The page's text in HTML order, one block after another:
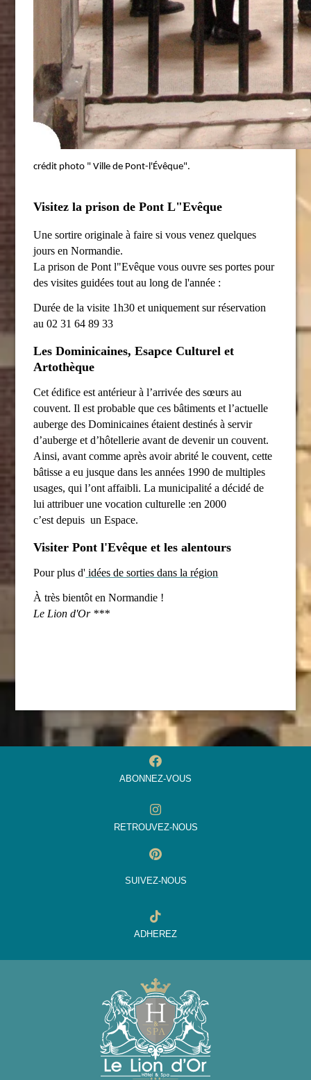
crédit photo " Ville de Pont-l'Évêque".
Visitez la prison de Pont L"Evêque
Une sortire originale à faire si vous venez quelques
jours en Normandie.
La prison de Pont l"Evêque vous ouvre ses portes pour
des visites guidées tout au long de l'année :
Durée de la visite 1h30 et uniquement sur réservation
au 02 31 64 89 33
Les Dominicaines, Esapce Culturel et
Artothèque
Cet édifice est antérieur à l’arrivée des sœurs au
couvent. Il est probable que ces bâtiments et l’actuelle
auberge des Dominicaines étaient destinés à servir
d’auberge et d’hôtellerie avant de devenir un couvent.
Ainsi, avant comme après avoir abrité le couvent, cette
bâtisse a eu jusque dans les années 1990 de multiples
usages, qui l’ont affaibli. La municipalité a décidé de
lui attribuer une vocation culturelle :en 2000
c’est depuis un Espace.
Visiter Pont l'Evêque et les alentours
Pour plus d' idées de sorties dans la région
À très bientôt en Normandie !
Le Lion d'Or ***
ABONNEZ-VOUS
RETROUVEZ-NOUS
SUIVEZ-NOUS
ADHEREZ